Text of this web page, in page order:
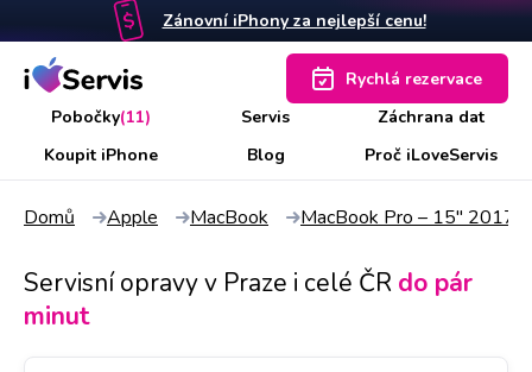
Zánovní iPhony za nejlepší cenu!
Pobočky(11) Servis
Záchrana dat
Koupit iPhone
Blog Proč iLoveServis
Rychlá rezervace
Domů Apple MacBook MacBook Pro – 15" 2017
Servisní opravy v Praze i celé ČR do pár
minut